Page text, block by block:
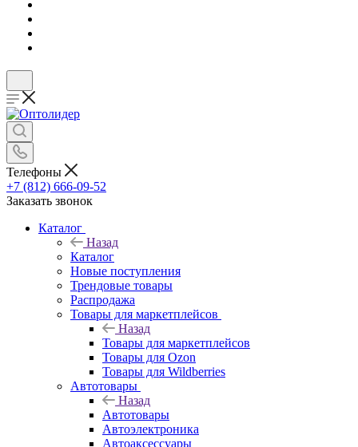
Телефоны
+7 (812) 666-09-52
Заказать звонок
Каталог
Назад
Каталог
Новые поступления
Трендовые товары
Распродажа
Товары для маркетплейсов
Назад
Товары для маркетплейсов
Товары для Ozon
Товары для Wildberries
Автотовары
Назад
Автотовары
Автоэлектроника
Автоаксессуары